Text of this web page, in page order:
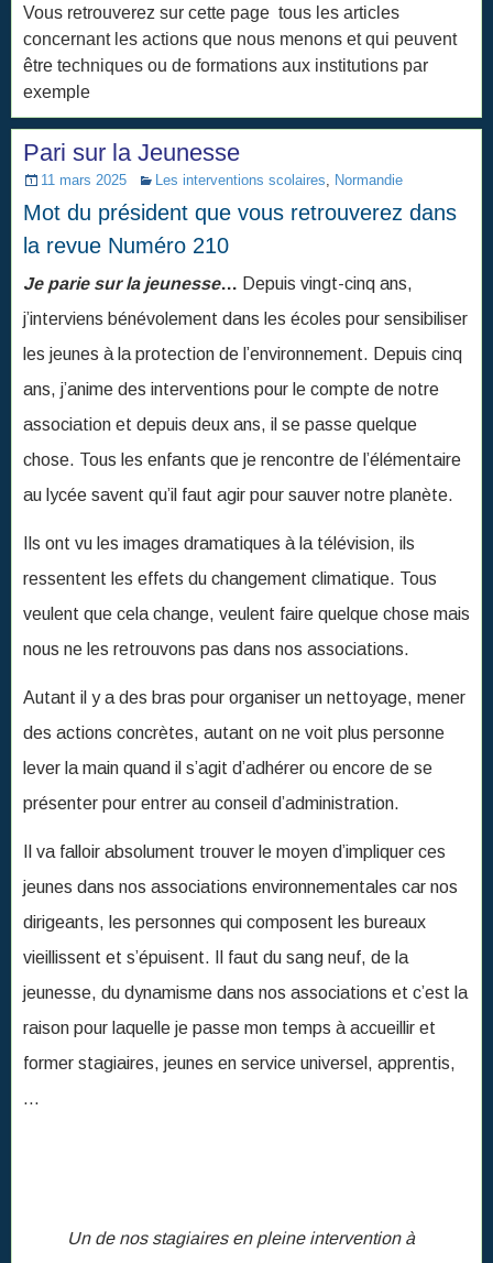
Vous retrouverez sur cette page tous les articles
concernant les actions que nous menons et qui peuvent
être techniques ou de formations aux institutions par
exemple
Pari sur la Jeunesse
11 mars 2025 Les interventions scolaires, Normandie
Mot du président que vous retrouverez dans
la revue Numéro 210
Je parie sur la jeunesse… Depuis vingt-cinq ans,
j’interviens bénévolement dans les écoles pour sensibiliser
les jeunes à la protection de l’environnement. Depuis cinq
ans, j’anime des interventions pour le compte de notre
association et depuis deux ans, il se passe quelque
chose. Tous les enfants que je rencontre de l’élémentaire
au lycée savent qu’il faut agir pour sauver notre planète.
Ils ont vu les images dramatiques à la télévision, ils
ressentent les effets du changement climatique. Tous
veulent que cela change, veulent faire quelque chose mais
nous ne les retrouvons pas dans nos associations.
Autant il y a des bras pour organiser un nettoyage, mener
des actions concrètes, autant on ne voit plus personne
lever la main quand il s’agit d’adhérer ou encore de se
présenter pour entrer au conseil d’administration.
Il va falloir absolument trouver le moyen d’impliquer ces
jeunes dans nos associations environnementales car nos
dirigeants, les personnes qui composent les bureaux
vieillissent et s’épuisent. Il faut du sang neuf, de la
jeunesse, du dynamisme dans nos associations et c’est la
raison pour laquelle je passe mon temps à accueillir et
former stagiaires, jeunes en service universel, apprentis,
…
Un de nos stagiaires en pleine intervention à